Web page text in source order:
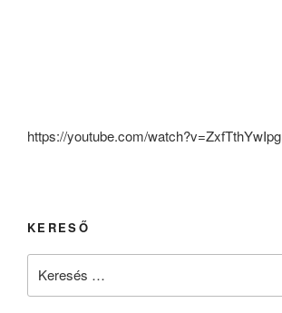
https://youtube.com/watch?v=ZxfTthYwIpg
KERESŐ